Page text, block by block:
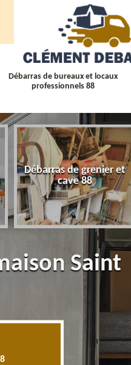
Débarras de bureaux et locaux
professionnels 88
Débarras de grenier et
cave 88
Saint